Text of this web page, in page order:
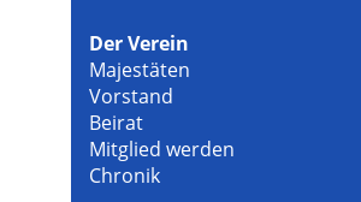
Der Verein
Majestäten
Vorstand
Beirat
Mitglied werden
Chronik